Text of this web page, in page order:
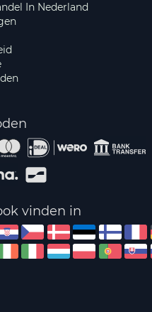
In Nederland
vinden in